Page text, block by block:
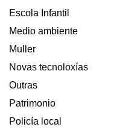
Escola Infantil
Medio ambiente
Muller
Novas tecnoloxías
Outras
Patrimonio
Policía local